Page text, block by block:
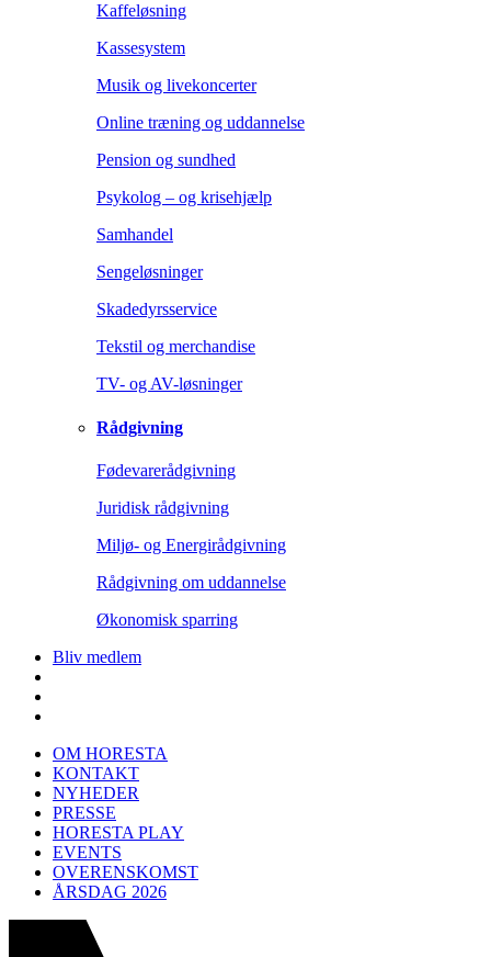
Kaffeløsning
Kassesystem
Musik og livekoncerter
Online træning og uddannelse
Pension og sundhed
Psykolog – og krisehjælp
Samhandel
Sengeløsninger
Skadedyrsservice
Tekstil og merchandise
TV- og AV-løsninger
Rådgivning
Fødevarerådgivning
Juridisk rådgivning
Miljø- og Energirådgivning
Rådgivning om uddannelse
Økonomisk sparring
Bliv medlem
OM HORESTA
KONTAKT
NYHEDER
PRESSE
HORESTA PLAY
EVENTS
OVERENSKOMST
ÅRSDAG 2026